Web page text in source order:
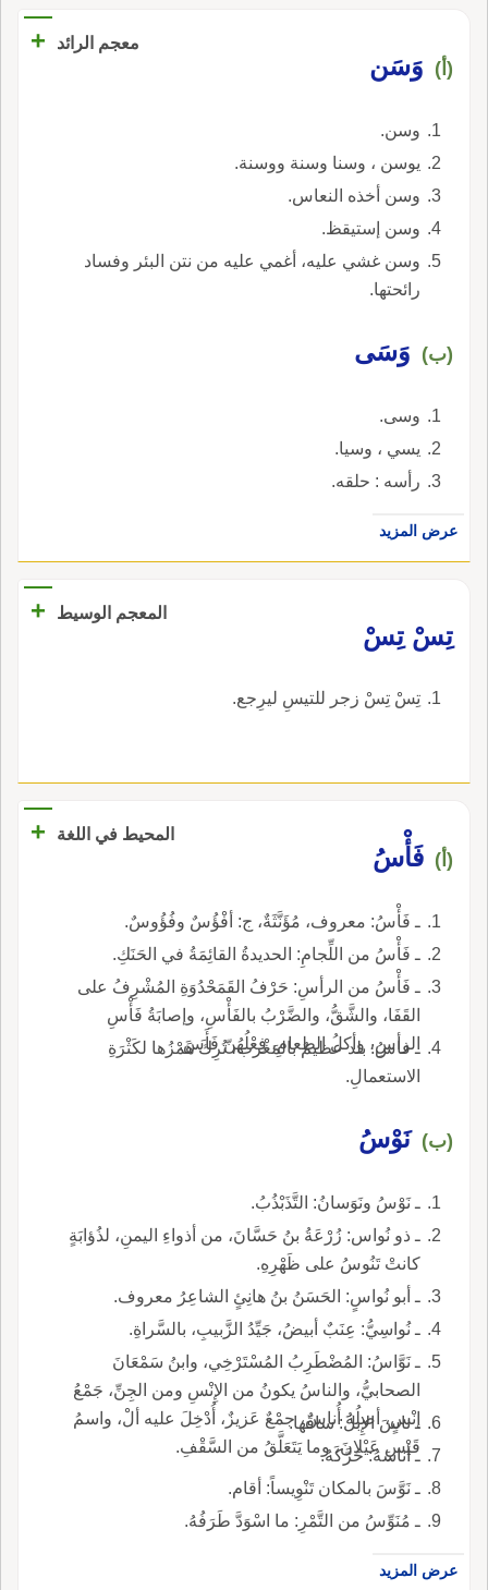
معجم الرائد +
(أ) وَسَن
وسن.
يوسن ، وسنا وسنة ووسنة.
وسن أخذه النعاس.
وسن إستيقظ.
وسن غشي عليه، أغمي عليه من نتن البئر وفساد
رائحتها.
(ب) وَسَى
وسى.
يسي ، وسيا.
رأسه : حلقه.
عرض المزيد
المعجم الوسيط
+
تِسْ تِسْ
تِسْ تِسْ زجر للتيسِ ليرِجع.
المحيط في اللغة +
(أ) فَأْسُ
ـ فَأْسُ: معروف، مُؤَنَّثَةٌ، ج: أفْؤُسٌ وفُؤُوسٌ.
ـ فَأْسُ من اللِّجامِ: الحديدةُ القائِمَةُ في الحَنَكِ.
ـ فَأْسُ من الرأسِ: حَرْفُ القَمَحْدُوَةِ المُشْرِفُ على
القَفَا، والشَّقُّ، والضَّرْبُ بالفَأْسِ، وإصابَةُ فَأْسِ
الرأسِ، وأكلُ الطعامِ، فِعْلُهُنّ فَأَسَ.
ـ فاسُ: بلد عظيمٌ بالمَغْرب، تُرِكَ هَمْزُها لكَثْرَةِ
الاستعمالِ.
(ب) نَوْسُ
ـ نَوْسُ ونَوَسانُ: التَّذَبْذُبُ.
ـ ذو نُواس: زُرْعَةُ بنُ حَسَّانَ، من أذواءِ اليمنِ، لذُؤابَةٍ
كانتْ تَنُوسُ على ظَهْرِهِ.
ـ أبو نُواسٍ: الحَسَنُ بنُ هانِئٍ الشاعِرُ معروف.
ـ نُواسِيُّ: عِنَبٌ أبيضُ، جَيِّدُ الزَّبيبِ، بالسَّراةِ.
ـ نَوَّاسُ: المُضْطَرِبُ المُسْتَرْخِي، وابنُ سَمْعَانَ
الصحابيُّ، والناسُ يكونُ من الإِنْسِ ومن الجِنِّ، جَمْعُ
إنْسٍ، أصلُهُ أُناسٌ، جمْعٌ عَزيزٌ، أُدْخِلَ عليه ألْ، واسمُ
قَيْسِ عَيْلانَ، وما يَتَعَلَّقُ من السَّقْفِ.
ـ ناسَ الإِبلَ: ساقَها.
ـ أناسَهُ: حَرَّكَهُ.
ـ نَوَّسَ بالمكان تَنْوِيساً: أقام.
ـ مُنَوِّسُ من التَّمْرِ: ما اسْوَدَّ طَرَفُهُ.
عرض المزيد